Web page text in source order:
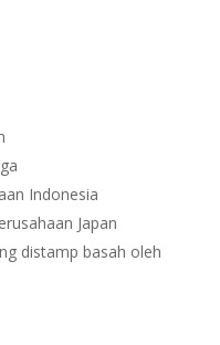
Indonesia
Japan
distamp basah oleh